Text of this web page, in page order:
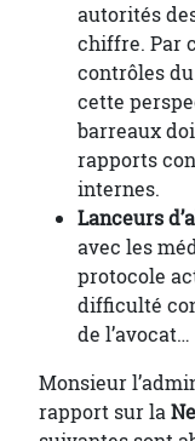
autorités
chiffre. Par
contrôles
cette
barreaux
rapports
internes.
Lanceurs
avec les
protocole
difficulté
de l’avocat…
Monsieur
rapport sur la